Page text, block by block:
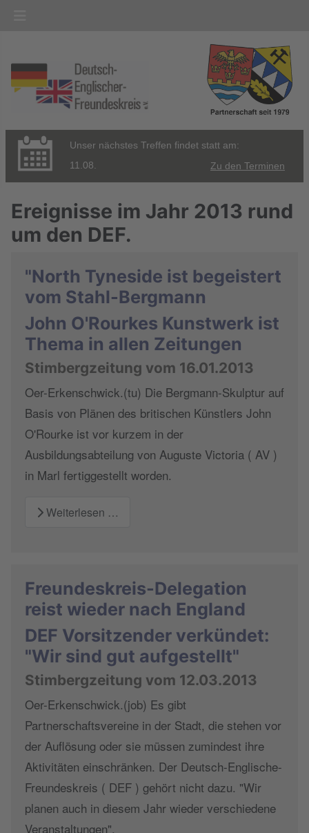
Unser nächstes Treffen findet statt am:
11.08.
Zu den Terminen
Ereignisse im Jahr 2013 rund
um den DEF.
"North Tyneside ist begeistert
vom Stahl-Bergmann
John O'Rourkes Kunstwerk ist
Thema in allen Zeitungen
Stimbergzeitung vom 16.01.2013
Oer-Erkenschwick.(tu) Die Bergmann-Skulptur auf
Basis von Plänen des britischen Künstlers John
O'Rourke ist vor kurzem in der
Ausbildungsabteilung von Auguste Victoria ( AV )
in Marl fertiggestellt worden.
Weiterlesen …
Freundeskreis-Delegation
reist wieder nach England
DEF Vorsitzender verkündet:
"Wir sind gut aufgestellt"
Stimbergzeitung vom 12.03.2013
Oer-Erkenschwick.(job) Es gibt
Partnerschaftsvereine in der Stadt, die stehen vor
der Auflösung oder sie müssen zumindest ihre
Aktivitäten einschränken. Der Deutsch-Englische-
Freundeskreis ( DEF ) gehört nicht dazu. "Wir
planen auch in diesem Jahr wieder verschiedene
Veranstaltungen",